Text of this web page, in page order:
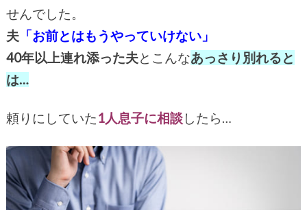
せんでした。
夫「お前とはもうやっていけない」
40年以上連れ添った夫とこんなあっさり別れると
は…
頼りにしていた1人息子に相談したら…